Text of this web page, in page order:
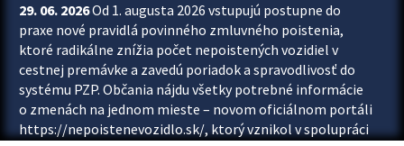
29. 06. 2026Od 1. augusta 2026 vstupujú postupne do
praxe nové pravidlá povinného zmluvného poistenia,
ktoré radikálne znížia počet nepoistených vozidiel v
cestnej premávke a zavedú poriadok a spravodlivosť do
systému PZP. Občania nájdu všetky potrebné informácie
o zmenách na jednom mieste – novom oficiálnom portáli
https://nepoistenevozidlo.sk/, ktorý vznikol v spolupráci